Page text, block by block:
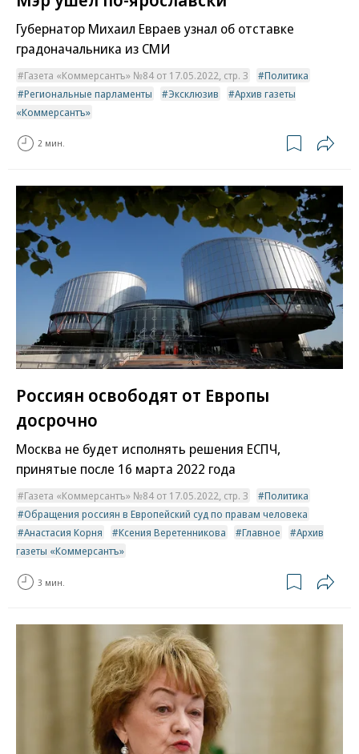
Губернатор Михаил Евраев узнал об отставке
градоначальника из СМИ
Газета «Коммерсантъ» №84 от 17.05.2022, стр. 3
Политика
Региональные парламенты
Эксклюзив
Архив газеты
«Коммерсантъ»
2 мин.
Россиян освободят от Европы
досрочно
Москва не будет исполнять решения ЕСПЧ,
принятые после 16 марта 2022 года
Газета «Коммерсантъ» №84 от 17.05.2022, стр. 3
Политика
Обращения россиян в Европейский суд по правам человека
Анастасия Корня
Ксения Веретенникова Главное
Архив
газеты «Коммерсантъ»
3 мин.